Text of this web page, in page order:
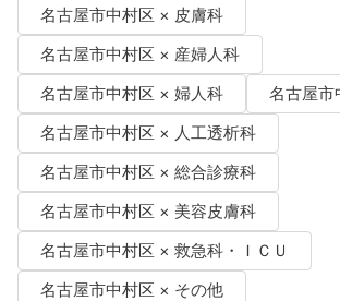
名古屋市中村区 × 皮膚科
名古屋市中村区 × 産婦人科
名古屋市中村区 × 婦人科
名古屋市
名古屋市中村区 × 人工透析科
名古屋市中村区 × 総合診療科
名古屋市中村区 × 美容皮膚科
名古屋市中村区 × 救急科・ＩＣＵ
名古屋市中村区 × その他